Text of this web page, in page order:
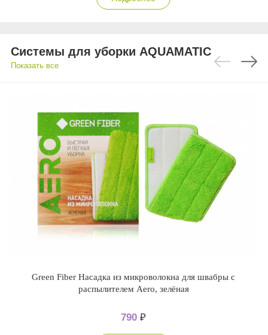
Системы для уборки AQUAMATIC
Показать все
Green Fiber Насадка из микроволокна для швабры с
распылителем Aero, зелёная
790 ₽